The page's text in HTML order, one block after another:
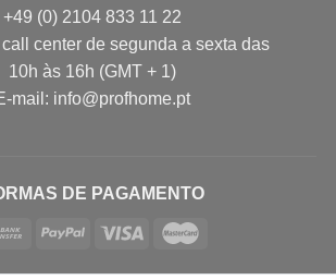
+49 (0) 2104 833 11 22
center de segunda a sexta das
10h às 16h (GMT + 1)
mail: info@profhome.pt
DE PAGAMENTO